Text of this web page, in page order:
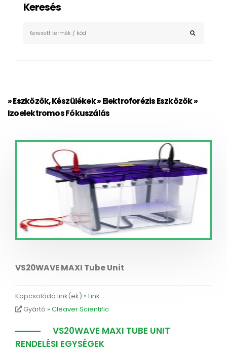
Keresés
» Eszközök, Készülékek » Elektroforézis Eszközök »
Izoelektromos Fókuszálás
VS20WAVE MAXI Tube Unit
Kapcsolódó link(ek) » Link
Gyártó » Cleaver Scientific
VS20WAVE MAXI TUBE UNIT
RENDELÉSI EGYSÉGEK